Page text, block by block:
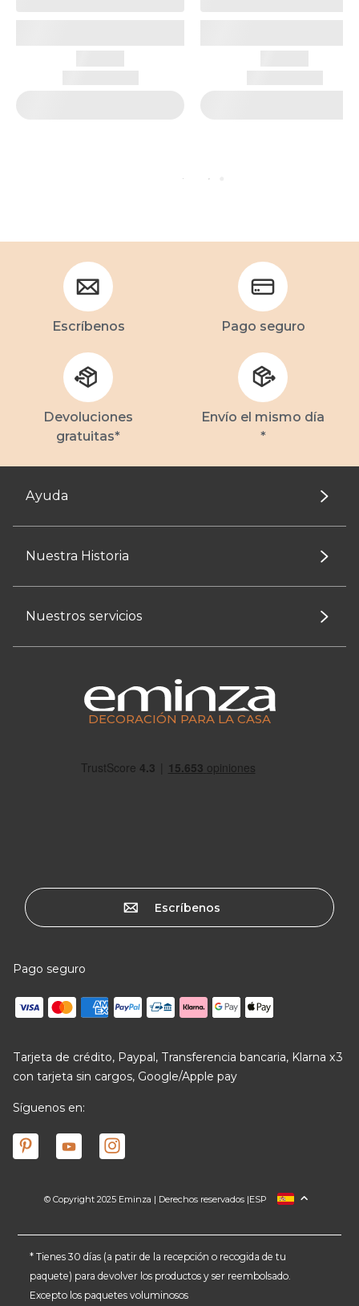
Escríbenos Pago seguro
Devoluciones
gratuitas*
Envío el mismo día
*
Ayuda
Nuestra Historia
Nuestros servicios
DECORACIÓN PARA LA CASA
Escríbenos
Pago seguro
Tarjeta de crédito, Paypal, Transferencia bancaria, Klarna x3
con tarjeta sin cargos, Google/Apple pay
Síguenos en:
© Copyright 2025 Eminza | Derechos reservados |
FRANCIA
ALEMANIA
PAÍSES BAJOS
ESP
* Tienes 30 días (a patir de la recepción o recogida de tu
paquete) para devolver los productos y ser reembolsado.
Excepto los paquetes voluminosos